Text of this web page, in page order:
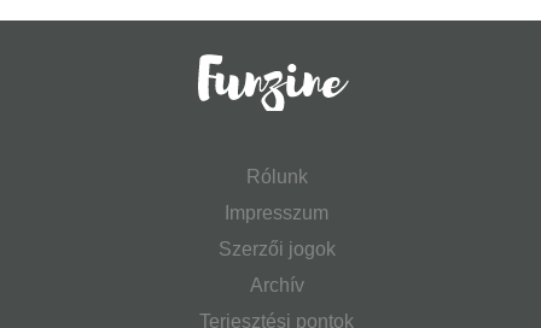
Rólunk
Impresszum
Szerzői jogok
Archív
Terjesztési pontok